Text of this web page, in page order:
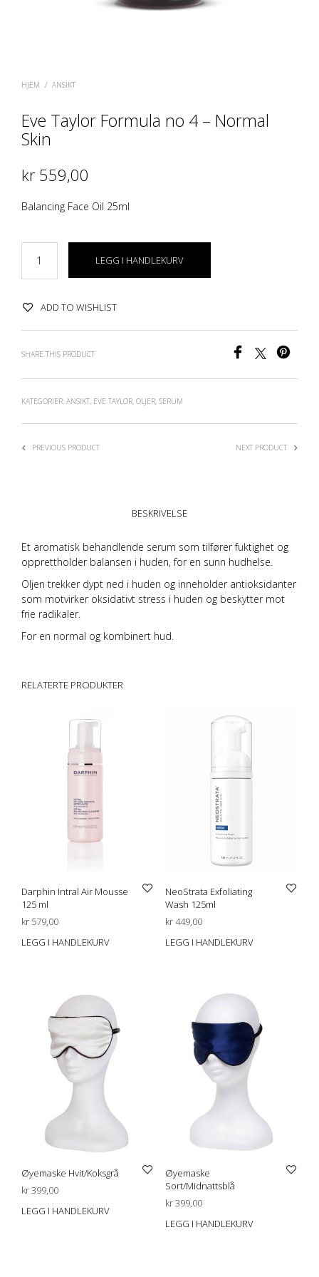
HJEM / ANSIKT
Eve Taylor Formula no 4 – Normal
Skin
kr 559,00
Balancing Face Oil 25ml
LEGG I HANDLEKURV
ADD TO WISHLIST
SHARE THIS PRODUCT
KATEGORIER: ANSIKT, EVE TAYLOR, OLJER, SERUM
PREVIOUS PRODUCT NEXT PRODUCT
BESKRIVELSE
Et aromatisk behandlende serum som tilfører fuktighet og
opprettholder balansen i huden, for en sunn hudhelse.
Oljen trekker dypt ned i huden og inneholder antioksidanter
som motvirker oksidativt stress i huden og beskytter mot
frie radikaler.
For en normal og kombinert hud.
RELATERTE PRODUKTER
Darphin Intral Air Mousse
125 ml
kr 579,00
LEGG I HANDLEKURV
NeoStrata Exfoliating
Wash 125ml
kr449,00
LEGG I HANDLEKURV
Øyemaske Hvit/Koksgrå
kr399,00
LEGG I HANDLEKURV
Øyemaske
Sort/Midnattsblå
kr399,00
LEGG I HANDLEKURV